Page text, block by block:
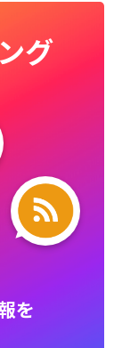
グ
を